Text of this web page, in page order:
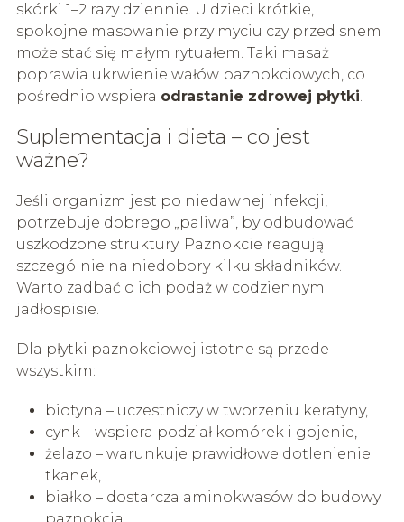
skórki 1–2 razy dziennie. U dzieci krótkie,
spokojne masowanie przy myciu czy przed snem
może stać się małym rytuałem. Taki masaż
poprawia ukrwienie wałów paznokciowych, co
pośrednio wspiera odrastanie zdrowej płytki.
Suplementacja i dieta – co jest
ważne?
Jeśli organizm jest po niedawnej infekcji,
potrzebuje dobrego „paliwa”, by odbudować
uszkodzone struktury. Paznokcie reagują
szczególnie na niedobory kilku składników.
Warto zadbać o ich podaż w codziennym
jadłospisie.
Dla płytki paznokciowej istotne są przede
wszystkim:
biotyna – uczestniczy w tworzeniu keratyny,
cynk – wspiera podział komórek i gojenie,
żelazo – warunkuje prawidłowe dotlenienie
tkanek,
białko – dostarcza aminokwasów do budowy